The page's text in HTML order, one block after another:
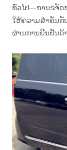
ທົ່ວໄປ—ການຂຈັດ
ໃຫ້ຄວາມສຳຄັນກັ
ຜ່ານການຢືນຢັນດ້